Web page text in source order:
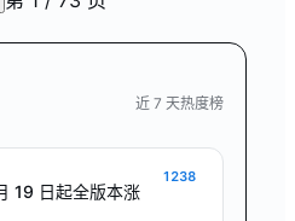
近 7 天热度榜
19 日起全版本涨
1238